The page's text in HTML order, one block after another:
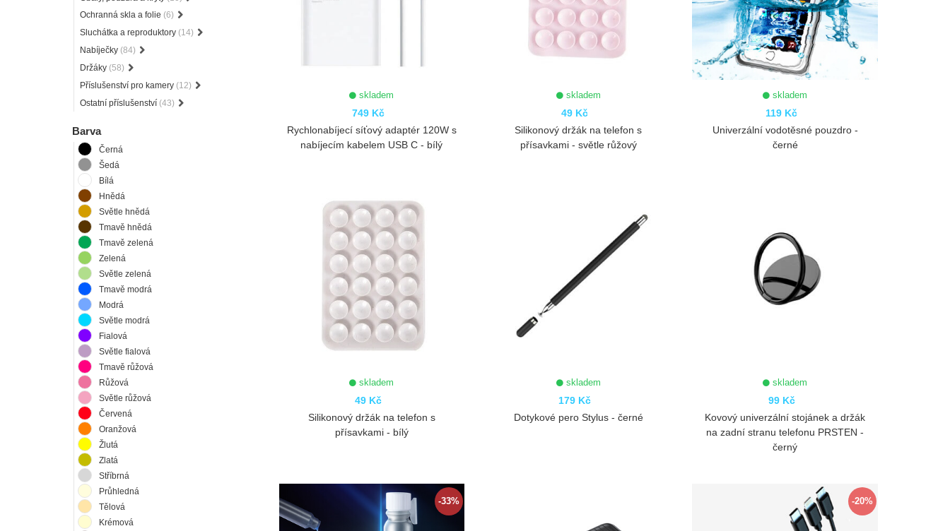
Ochranná skla a folie (6)
Sluchátka a reproduktory (14)
Nabíječky (84)
Držáky (58)
Příslušenství pro kamery (12)
Ostatní příslušenství (43)
Barva
Černá
Šedá
Bílá
Hnědá
Světle hnědá
Tmavě hnědá
Tmavě zelená
Zelená
Světle zelená
Tmavě modrá
Modrá
Světle modrá
Fialová
Světle fialová
Tmavě růžová
Růžová
Světle růžová
Červená
Oranžová
Žlutá
Zlatá
Stříbrná
Průhledná
Tělová
Krémová
skladem
749 Kč
Rychlonabíjecí síťový adaptér 120W s
nabíjecím kabelem USB C - bílý
skladem
49 Kč
Silikonový držák na telefon s
přísavkami - světle růžový
skladem
119 Kč
Univerzální vodotěsné pouzdro -
černé
skladem
49 Kč
ZOBRAZIT
Silikonový držák na telefon s
přísavkami - bílý
skladem
179 Kč
Dotykové pero Stylus - černé
skladem
99 Kč
Kovový univerzální stojánek a držák
na zadní stranu telefonu PRSTEN -
černý
-33% -20%